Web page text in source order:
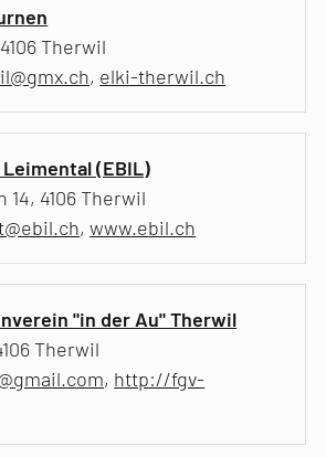
Therwil
, elki-therwil.ch
(EBIL)
14, 4106 Therwil
,www.ebil.ch
"in der Au" Therwil
Therwil
, http://fgv-